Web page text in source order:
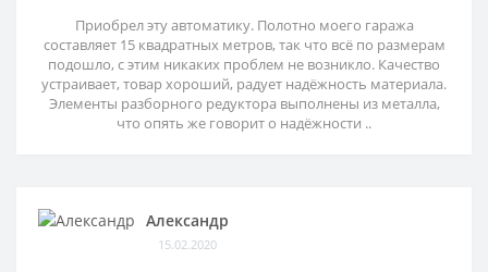
Приобрел эту автоматику. Полотно моего гаража
составляет 15 квадратных метров, так что всё по размерам
подошло, с этим никаких проблем не возникло. Качество
устраивает, товар хороший, радует надёжность материала.
Элементы разборного редуктора выполнены из металла,
что опять же говорит о надёжности ..
Александр
15.02.2020